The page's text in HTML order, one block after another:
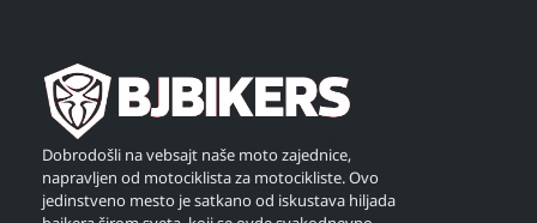
Dobrodošli na vebsajt naše moto zajednice,
napravljen od motociklista za motocikliste. Ovo
jedinstveno mesto je satkano od iskustava hiljada